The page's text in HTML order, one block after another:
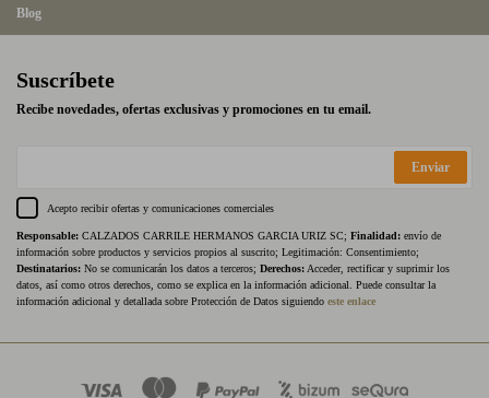
Blog
Suscríbete
Recibe novedades, ofertas exclusivas y promociones en tu email.
Enviar
Acepto recibir ofertas y comunicaciones comerciales
Responsable: CALZADOS CARRILE HERMANOS GARCIA URIZ SC; Finalidad: envío de
información sobre productos y servicios propios al suscrito; Legitimación: Consentimiento;
Destinatarios: No se comunicarán los datos a terceros; Derechos: Acceder, rectificar y suprimir los
datos, así como otros derechos, como se explica en la información adicional. Puede consultar la
información adicional y detallada sobre Protección de Datos siguiendo este enlace